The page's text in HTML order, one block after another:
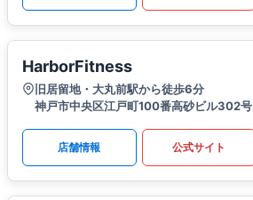
HarborFitness
旧居留地・大丸前駅から徒歩6分
神戸市中央区江戸町100番高砂ビル302号
店舗情報 公式サイト